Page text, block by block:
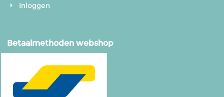
Inloggen
Betaalmethoden webshop